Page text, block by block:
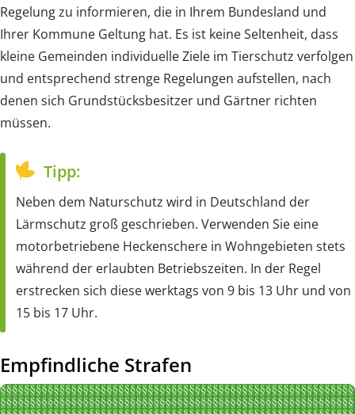
Regelung zu informieren, die in Ihrem Bundesland und
Ihrer Kommune Geltung hat. Es ist keine Seltenheit, dass
kleine Gemeinden individuelle Ziele im Tierschutz verfolgen
und entsprechend strenge Regelungen aufstellen, nach
denen sich Grundstücksbesitzer und Gärtner richten
müssen.
Tipp:
Neben dem Naturschutz wird in Deutschland der
Lärmschutz groß geschrieben. Verwenden Sie eine
motorbetriebene Heckenschere in Wohngebieten stets
während der erlaubten Betriebszeiten. In der Regel
erstrecken sich diese werktags von 9 bis 13 Uhr und von
15 bis 17 Uhr.
Empfindliche Strafen